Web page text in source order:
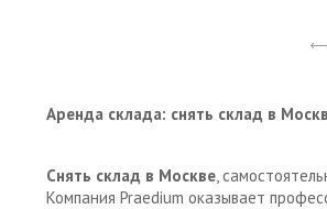
Аренда склада: снять склад в
Снять склад в Москве,
Компания Praedium оказывает